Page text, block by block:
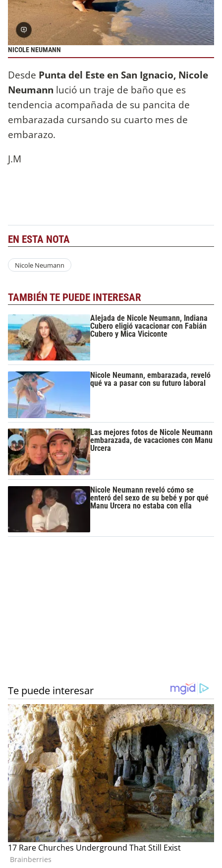
NICOLE NEUMANN
Desde Punta del Este en San Ignacio, Nicole
Neumann lució un traje de baño que es
tendencia acompañada de su pancita de
embarazada cursando su cuarto mes de
embarazo.
J.M
EN ESTA NOTA
Nicole Neumann
TAMBIÉN TE PUEDE INTERESAR
Alejada de Nicole Neumann, Indiana
Cubero eligió vacacionar con Fabián
Cubero y Mica Viciconte
Nicole Neumann, embarazada, reveló
qué va a pasar con su futuro laboral
Las mejores fotos de Nicole Neumann
embarazada, de vacaciones con Manu
Urcera
Nicole Neumann reveló cómo se
enteró del sexo de su bebé y por qué
Manu Urcera no estaba con ella